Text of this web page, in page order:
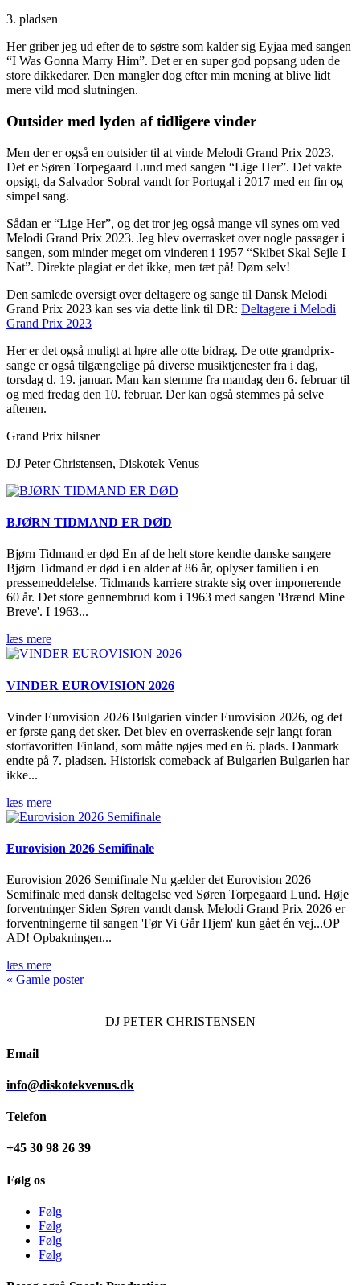
3. pladsen
Her griber jeg ud efter de to søstre som kalder sig Eyjaa med sangen
“I Was Gonna Marry Him”. Det er en super god popsang uden de
store dikkedarer. Den mangler dog efter min mening at blive lidt
mere vild mod slutningen.
Outsider med lyden af tidligere vinder
Men der er også en outsider til at vinde Melodi Grand Prix 2023.
Det er Søren Torpegaard Lund med sangen “Lige Her”. Det vakte
opsigt, da Salvador Sobral vandt for Portugal i 2017 med en fin og
simpel sang.
Sådan er “Lige Her”, og det tror jeg også mange vil synes om ved
Melodi Grand Prix 2023. Jeg blev overrasket over nogle passager i
sangen, som minder meget om vinderen i 1957 “Skibet Skal Sejle I
Nat”. Direkte plagiat er det ikke, men tæt på! Døm selv!
Den samlede oversigt over deltagere og sange til Dansk Melodi
Grand Prix 2023 kan ses via dette link til DR: Deltagere i Melodi
Grand Prix 2023
Her er det også muligt at høre alle otte bidrag. De otte grandprix-
sange er også tilgængelige på diverse musiktjenester fra i dag,
torsdag d. 19. januar. Man kan stemme fra mandag den 6. februar til
og med fredag den 10. februar. Der kan også stemmes på selve
aftenen.
Grand Prix hilsner
DJ Peter Christensen, Diskotek Venus
BJØRN TIDMAND ER DØD
Bjørn Tidmand er død En af de helt store kendte danske sangere
Bjørn Tidmand er død i en alder af 86 år, oplyser familien i en
pressemeddelelse. Tidmands karriere strakte sig over imponerende
60 år. Det store gennembrud kom i 1963 med sangen 'Brænd Mine
Breve'. I 1963...
læs mere
VINDER EUROVISION 2026
Vinder Eurovision 2026 Bulgarien vinder Eurovision 2026, og det
er første gang det sker. Det blev en overraskende sejr langt foran
storfavoritten Finland, som måtte nøjes med en 6. plads. Danmark
endte på 7. pladsen. Historisk comeback af Bulgarien Bulgarien har
ikke...
læs mere
Eurovision 2026 Semifinale
Eurovision 2026 Semifinale Nu gælder det Eurovision 2026
Semifinale med dansk deltagelse ved Søren Torpegaard Lund. Høje
forventninger Siden Søren vandt dansk Melodi Grand Prix 2026 er
forventningerne til sangen 'Før Vi Går Hjem' kun gået én vej...OP
AD! Opbakningen...
læs mere
« Gamle poster
DJPETER CHRISTENSEN
Email
info@diskotekvenus.dk
Telefon
+45 30 98 26 39
Følg os
Følg
Følg
Følg
Følg